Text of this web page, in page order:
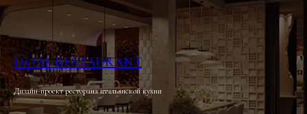
D.O.M. RESTAURANT
Дизайн-проект ресторана итальянской кухни